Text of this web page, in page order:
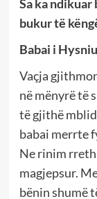
Sa ka ndikuar
bukur të
Babai i
Vaçja
në mënyrë të
të gjithë
babai merrte
Ne rinim
magjepsur.
bënin shumë